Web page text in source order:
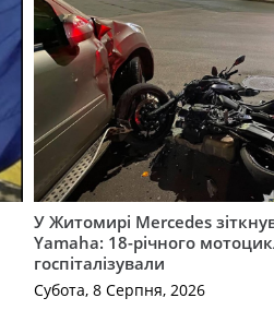
У Житомирі Mercedes
Yamaha: 18-річного
госпіталізували
Субота, 8 Серпня, 2026